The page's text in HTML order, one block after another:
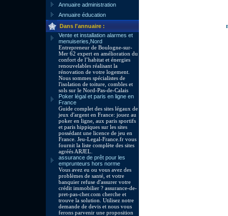
Annuaire administration
Annuaire éducation
Dans l'annuaire :
Vente et installation alarmes et
menuiseries,Nord
Entrepreneur de Boulogne-sur-
Mer 62 expert en amélioration du
confort de l’habitat et énergies
renouvelables réalisant la
rénovation de votre logement.
Nous sommes spécialistes de
l'isolation de toiture, combles et
sols sur le Nord-Pas-de-Calais
Poker légal et paris en ligne en
France
Guide complet des sites légaux de
jeux d'argent en France: jouez au
poker en ligne, aux paris sportifs
et paris hippiques sur les sites
possédant une licence de jeu en
France. Jeu-Legal-France.fr vous
fournit la liste complète des sites
agréés ARJEL.
assurance de prêt pour les
emprunteurs hors norme
Vous avez eu ou vous avez des
problèmes de santé, et votre
banquier refuse d'assurer votre
crédit immobilier ? assurance-de-
pret-pas-cher.com cherche et
trouve la solution. Utilisez notre
demande de devis et nous vous
ferons parvenir une proposition